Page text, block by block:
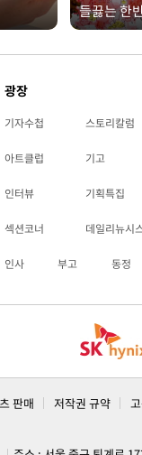
들끓는 한
광장
기자수첩 스토리칼럼
아트클럽 기고
인터뷰 기획특집
섹션코너 데일리뉴시
인사 부고 동정
판매 저작권 규약